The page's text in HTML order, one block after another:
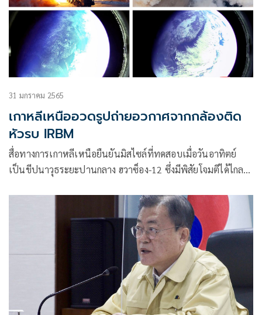
31 มกราคม 2565
เกาหลีเหนืออวดรูปถ่ายอวกาศจากกล้องติด
หัวรบ IRBM
สื่อทางการเกาหลีเหนือยืนยันมิสไซล์ที่ทดสอบเมื่อวันอาทิตย์
เป็นขีปนาวุธระยะปานกลาง ฮวาซ็อง-12 ซึ่งมีพิสัยโจมตีได้ไกลถึง
กล้องติดหัวรบขีปนาวุธลูกนี้เมื่อวันอาทิตย์